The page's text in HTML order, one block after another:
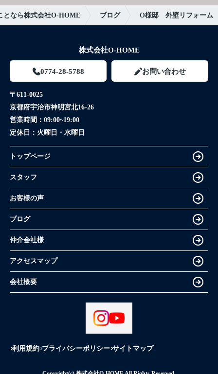
となら株式会社O-HOME ブログ O様邸 外壁リフォーム
株式会社O-HOME
0774-28-5788 お問い合わせ
〒611-0025
京都府宇治市神明宮北16-26
営業時間： 09:00~19:00
定休日： 火曜日・水曜日
トップページ
スタッフ
お客様の声
ブログ
仲介会社様
アクセスマップ
会社概要
利用規約 プライバシーポリシー サイトマップ